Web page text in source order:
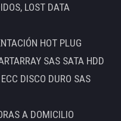
LOST DATA
HOT PLUG
SAS SATA HDD
DISCO DURO SAS
A DOMICILIO